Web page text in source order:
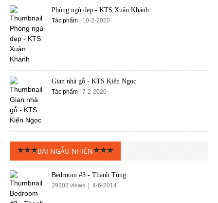
Phòng ngủ đẹp - KTS Xuân Khánh
Tác phẩm | 10-2-2020
Gian nhà gỗ - KTS Kiến Ngọc
Tác phẩm | 7-2-2020
BÀI NGẪU NHIÊN
Bedroom #3 - Thanh Tùng
29203 views | 4-6-2014